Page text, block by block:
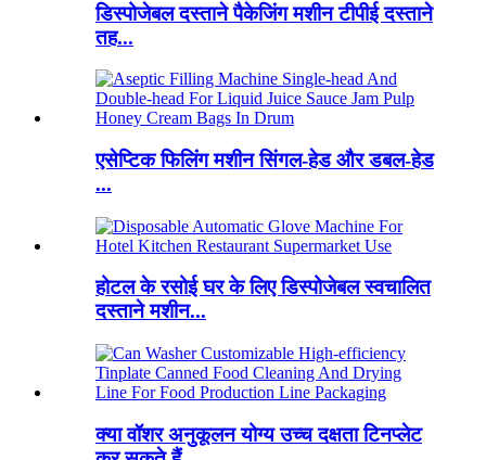
डिस्पोजेबल दस्ताने पैकेजिंग मशीन टीपीई दस्ताने
तह...
एसेप्टिक फिलिंग मशीन सिंगल-हेड और डबल-हेड
...
होटल के रसोई घर के लिए डिस्पोजेबल स्वचालित
दस्ताने मशीन...
क्या वॉशर अनुकूलन योग्य उच्च दक्षता टिनप्लेट